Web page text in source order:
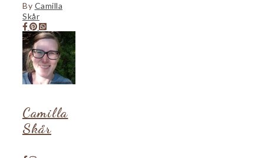
By Camilla
Skår
Camilla
Skår